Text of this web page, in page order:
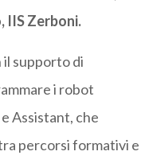
Zerboni.
il supporto di
i robot
Assistant, che
percorsi formativi e